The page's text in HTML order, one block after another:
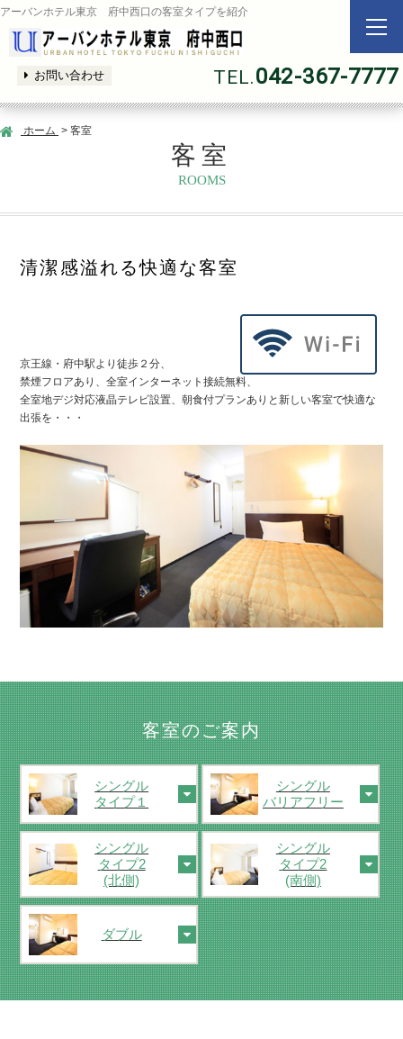
アーバンホテル東京 府中西口の客室タイプを紹介
TEL.042-367-7777
お問い合わせ
ホーム > 客室
客室
ROOMS
清潔感溢れる快適な客室
京王線・府中駅より徒歩２分、
禁煙フロアあり、全室インターネット接続無料、
全室地デジ対応液晶テレビ設置、朝食付プランありと新しい客室で快適な
出張を・・・
客室のご案内
シングル
タイプ１
シングル
バリアフリー
シングル
タイプ2
(北側)
シングル
タイプ2
(南側)
ダブル